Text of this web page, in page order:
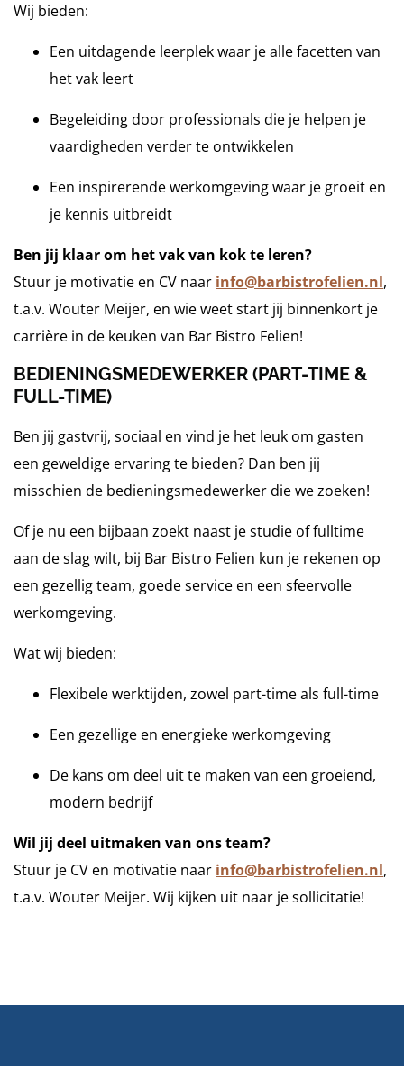
Wij bieden:
Een uitdagende leerplek waar je alle facetten van
het vak leert
Begeleiding door professionals die je helpen je
vaardigheden verder te ontwikkelen
Een inspirerende werkomgeving waar je groeit en
je kennis uitbreidt
Ben jij klaar om het vak van kok te leren?
Stuur je motivatie en CV naar info@barbistrofelien.nl,
t.a.v. Wouter Meijer, en wie weet start jij binnenkort je
carrière in de keuken van Bar Bistro Felien!
BEDIENINGSMEDEWERKER (PART-TIME &
FULL-TIME)
Ben jij gastvrij, sociaal en vind je het leuk om gasten
een geweldige ervaring te bieden? Dan ben jij
misschien de bedieningsmedewerker die we zoeken!
Of je nu een bijbaan zoekt naast je studie of fulltime
aan de slag wilt, bij Bar Bistro Felien kun je rekenen op
een gezellig team, goede service en een sfeervolle
werkomgeving.
Wat wij bieden:
Flexibele werktijden, zowel part-time als full-time
Een gezellige en energieke werkomgeving
De kans om deel uit te maken van een groeiend,
modern bedrijf
Wil jij deel uitmaken van ons team?
Stuur je CV en motivatie naar info@barbistrofelien.nl,
t.a.v. Wouter Meijer. Wij kijken uit naar je sollicitatie!